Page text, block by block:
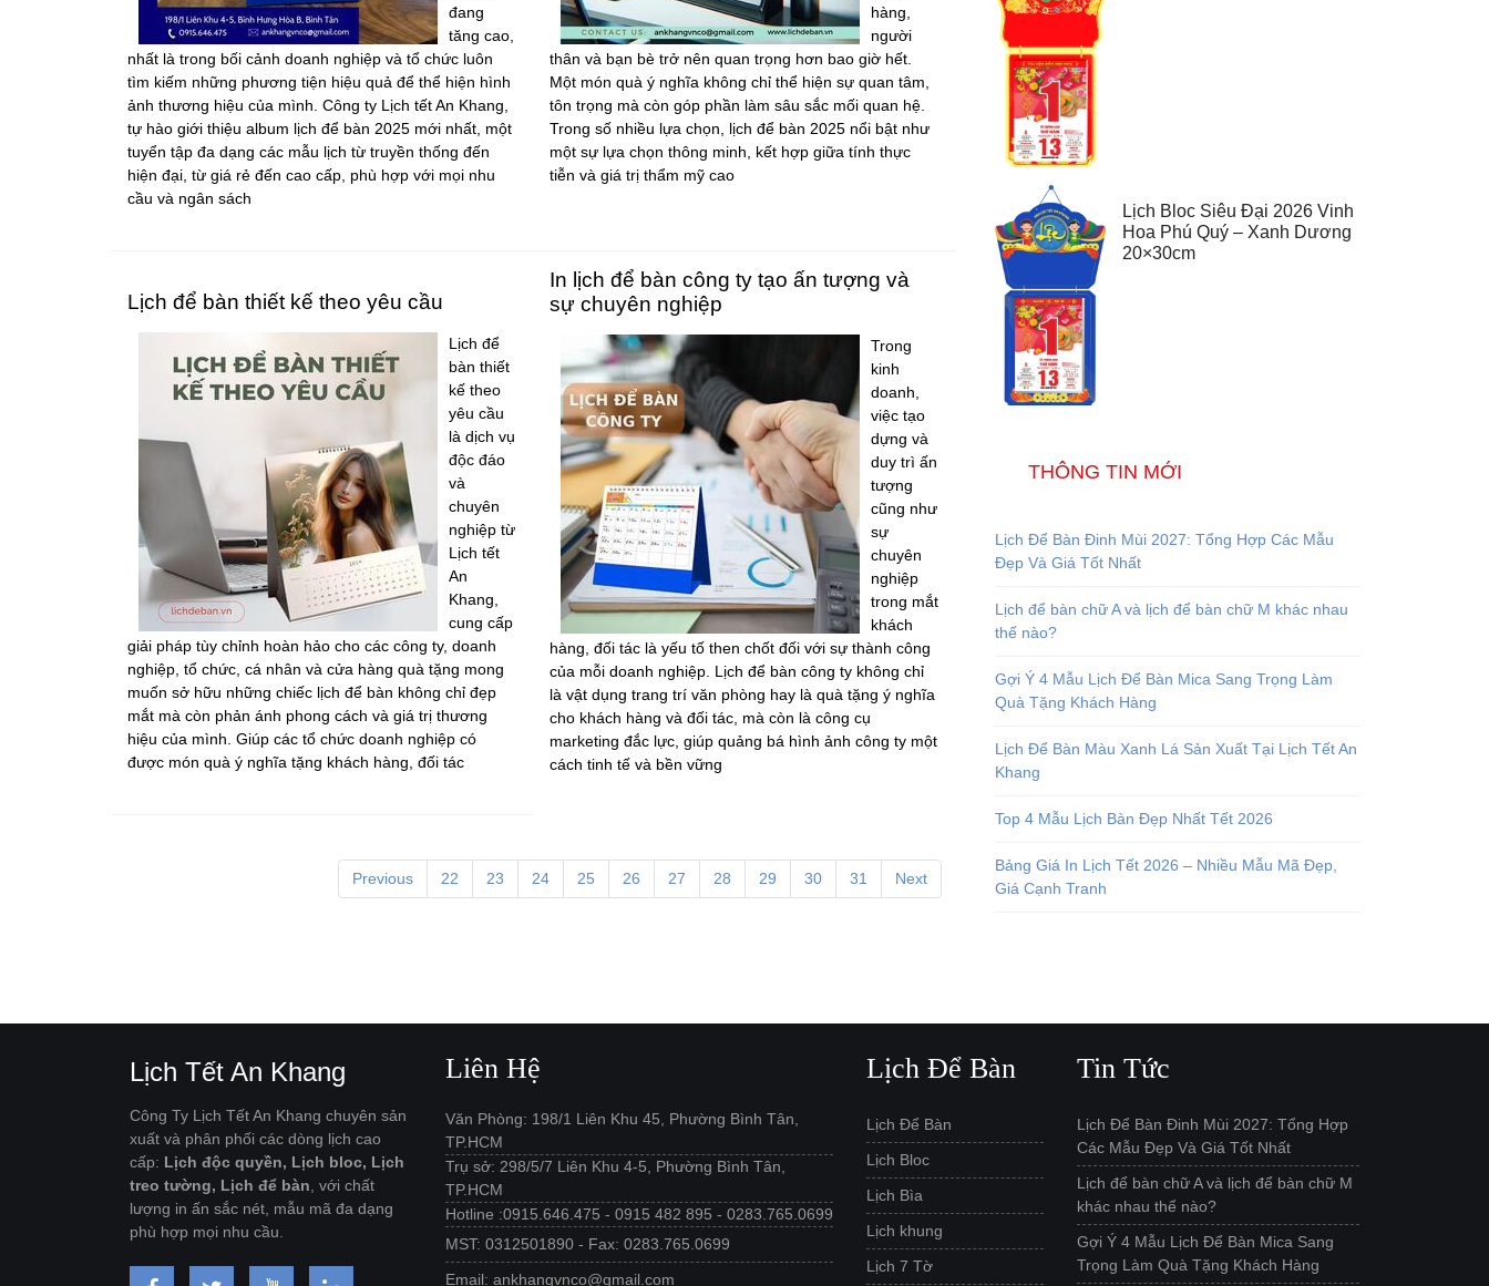
đang
tăng cao,
nhất là trong bối cảnh doanh nghiệp và tổ chức luôn
tìm kiếm những phương tiện hiệu quả để thể hiện hình
ảnh thương hiệu của mình. Công ty Lịch tết An Khang,
tự hào giới thiệu album lịch để bàn 2025 mới nhất, một
tuyển tập đa dạng các mẫu lịch từ truyền thống đến
hiện đại, từ giá rẻ đến cao cấp, phù hợp với mọi nhu
cầu và ngân sách
hàng,
người
thân và bạn bè trở nên quan trọng hơn bao giờ hết.
Một món quà ý nghĩa không chỉ thể hiện sự quan tâm,
tôn trọng mà còn góp phần làm sâu sắc mối quan hệ.
Trong số nhiều lựa chọn, lịch để bàn 2025 nổi bật như
một sự lựa chọn thông minh, kết hợp giữa tính thực
tiễn và giá trị thẩm mỹ cao
Lịch để bàn thiết kế theo yêu cầu
Lịch để
bàn thiết
kế theo
yêu cầu
là dịch vụ
độc đáo
và
chuyên
nghiệp từ
Lịch tết
An
Khang,
cung cấp
giải pháp tùy chỉnh hoàn hảo cho các công ty, doanh
nghiệp, tổ chức, cá nhân và cửa hàng quà tặng mong
muốn sở hữu những chiếc lịch để bàn không chỉ đẹp
mắt mà còn phản ánh phong cách và giá trị thương
hiệu của mình. Giúp các tổ chức doanh nghiệp có
được món quà ý nghĩa tặng khách hàng, đối tác
In lịch để bàn công ty tạo ấn tượng và
sự chuyên nghiệp
Trong
kinh
doanh,
việc tạo
dựng và
duy trì ấn
tượng
cũng như
sự
chuyên
nghiệp
trong mắt
khách
hàng, đối tác là yếu tố then chốt đối với sự thành công
của mỗi doanh nghiệp. Lịch để bàn công ty không chỉ
là vật dụng trang trí văn phòng hay là quà tặng ý nghĩa
cho khách hàng và đối tác, mà còn là công cụ
marketing đắc lực, giúp quảng bá hình ảnh công ty một
cách tinh tế và bền vững
Previous 22 23 24 25 26 27 28 29 30 31 Next
Lịch Bloc Siêu Đại 2026 Vinh
Hoa Phú Quý – Xanh Dương
20×30cm
THÔNG TIN MỚI
Lịch Để Bàn Đinh Mùi 2027: Tổng Hợp Các Mẫu
Đẹp Và Giá Tốt Nhất
Lịch để bàn chữ A và lịch để bàn chữ M khác nhau
thế nào?
Gợi Ý 4 Mẫu Lịch Để Bàn Mica Sang Trọng Làm
Quà Tặng Khách Hàng
Lịch Để Bàn Màu Xanh Lá Sản Xuất Tại Lịch Tết An
Khang
Top 4 Mẫu Lịch Bàn Đẹp Nhất Tết 2026
Bảng Giá In Lịch Tết 2026 – Nhiều Mẫu Mã Đẹp,
Giá Cạnh Tranh
Lịch Tết An Khang
Công Ty Lịch Tết An Khang chuyên sản
xuất và phân phối các dòng lịch cao
cấp: Lịch độc quyền, Lịch bloc, Lịch
treo tường, Lịch để bàn , với chất
lượng in ấn sắc nét, mẫu mã đa dạng
phù hợp mọi nhu cầu.
Liên Hệ
Văn Phòng: 198/1 Liên Khu 45, Phường Bình Tân,
TP.HCM
Trụ sở: 298/5/7 Liên Khu 4-5, Phường Bình Tân,
TP.HCM
Hotline :0915.646.475 - 0915 482 895 - 0283.765.0699
MST: 0312501890 - Fax: 0283.765.0699
Email: ankhangvnco@gmail.com
Lịch Để Bàn
Lịch Để Bàn
Lịch Bloc
Lịch Bìa
Lịch khung
Lịch 7 Tờ
Tin Tức
Lịch Để Bàn Đinh Mùi 2027: Tổng Hợp
Các Mẫu Đẹp Và Giá Tốt Nhất
Lịch để bàn chữ A và lịch để bàn chữ M
khác nhau thế nào?
Gợi Ý 4 Mẫu Lịch Để Bàn Mica Sang
Trọng Làm Quà Tặng Khách Hàng